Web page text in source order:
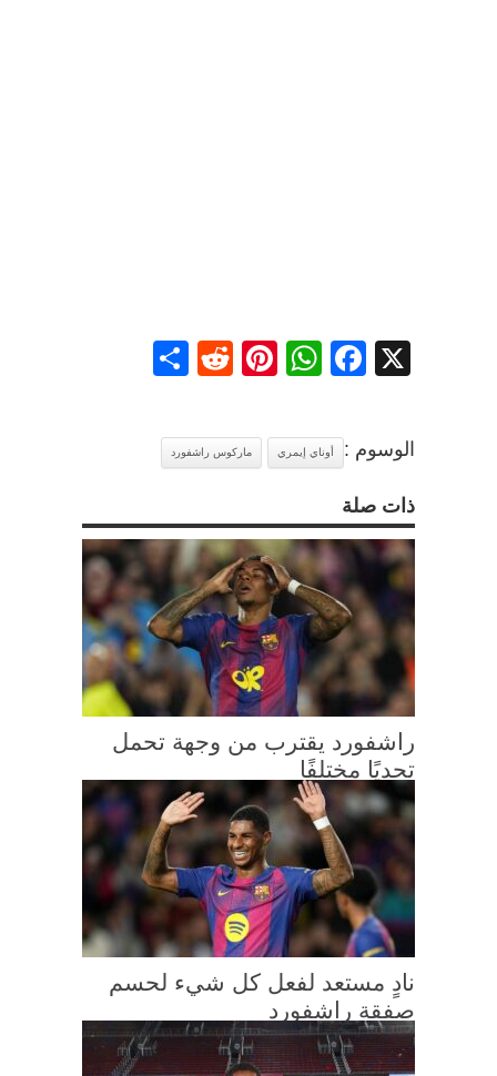
X
Facebook
WhatsApp
Pinterest
Reddit
الوسوم : أوناي إيمري ماركوس راشفورد
ذات صلة
راشفورد يقترب من وجهة تحمل
تحديًا مختلفًا
نادٍ مستعد لفعل كل شيء لحسم
صفقة راشفورد